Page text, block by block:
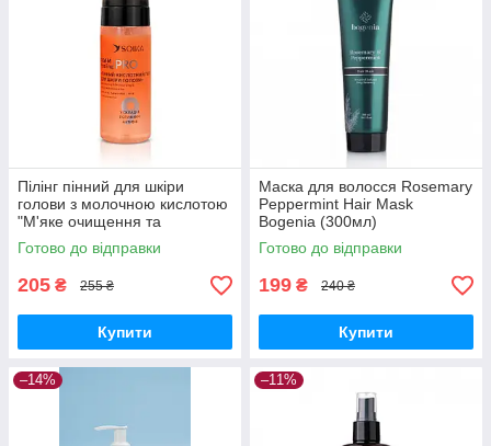
Пілінг пінний для шкіри
голови з молочною кислотою
"М'яке очищення та
зволоження" Soika, 150 мл
Готово до відправки
205 ₴ 255 ₴
Купити
Маска для волосся Rosemary
Peppermint Hair Mask
Bogenia (300мл)
Готово до відправки
199 ₴ 240 ₴
Купити
–14% –11%